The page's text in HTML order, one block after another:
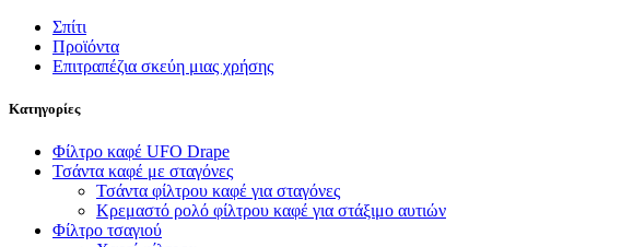
Σπίτι
Προϊόντα
Επιτραπέζια σκεύη μιας χρήσης
Κατηγορίες
Φίλτρο καφέ UFO Drape
Τσάντα καφέ με σταγόνες
Τσάντα φίλτρου καφέ για σταγόνες
Κρεμαστό ρολό φίλτρου καφέ για στάξιμο αυτιών
Φίλτρο τσαγιού